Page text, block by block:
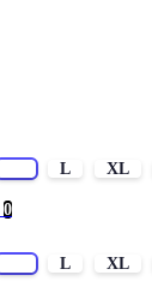
0
L XL
L XL